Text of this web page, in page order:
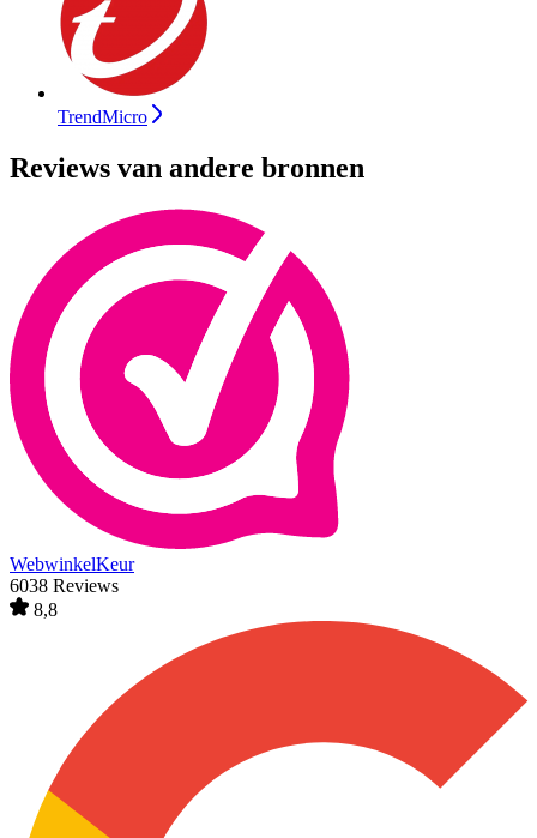
TrendMicro
Reviews van andere bronnen
WebwinkelKeur
6038 Reviews
8,8